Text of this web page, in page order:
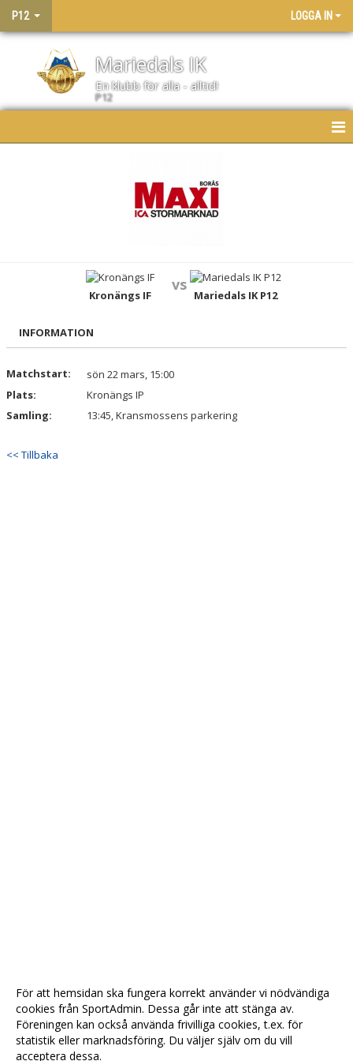
P12 LOGGA IN
Mariedals IK
En klubb för alla - alltid!
P12
BILDGALLERI
KONTAKT
Kronängs IF
vs
Mariedals IK P12
INFORMATION
Matchstart:
sön 22 mars, 15:00
Plats:
Kronängs IP
Samling:
13:45, Kransmossens parkering
<< Tillbaka
För att hemsidan ska fungera korrekt använder vi nödvändiga
cookies från SportAdmin. Dessa går inte att stänga av.
Föreningen kan också använda frivilliga cookies, t.ex. för
statistik eller marknadsföring. Du väljer själv om du vill
acceptera dessa.